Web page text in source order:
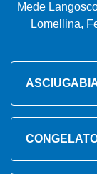
Mede
Lomellina,